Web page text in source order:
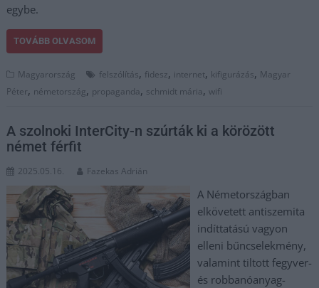
egybe.
TOVÁBB OLVASOM
Magyarország felszólítás, fidesz, internet, kifigurázás, Magyar
Péter, németország, propaganda, schmidt mária,wifi
A szolnoki InterCity-n szúrták ki a körözött
német férfit
2025.05.16. Fazekas Adrián
A Németországban
elkövetett antiszemita
indíttatású vagyon
elleni bűncselekmény,
valamint tiltott fegyver-
és robbanóanyag-